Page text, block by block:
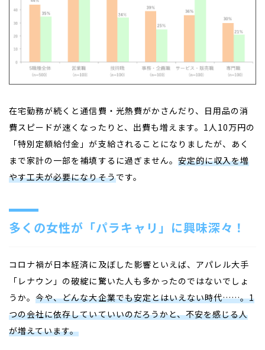
在宅勤務が続くと通信費・光熱費がかさんだり、日用品の消
費スピードが速くなったりと、出費も増えます。1人10万円の
「特別定額給付金」が支給されることになりましたが、あく
まで家計の一部を補填するに過ぎません。 安定的に収入を増
やす工夫が必要になりそうです。
多くの女性が「パラキャリ」に興味深々！
コロナ禍が日本経済に及ぼした影響といえば、アパレル大手
「レナウン」の破綻に驚いた人も多かったのではないでしょ
うか。今や、どんな大企業でも安定とはいえない時代……。1
つの会社に依存していていいのだろうかと、不安を感じる人
が増えています。